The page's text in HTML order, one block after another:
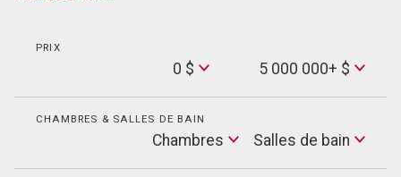
PRIX
0 $
Max
Price
5 000 000+ $
CHAMBRES & SALLES DE BAIN
Chambres
Salles
de
Salles de bain